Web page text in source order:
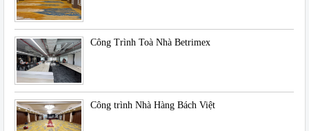
Công Trình Toà Nhà Betrimex
Công trình Nhà Hàng Bách Việt